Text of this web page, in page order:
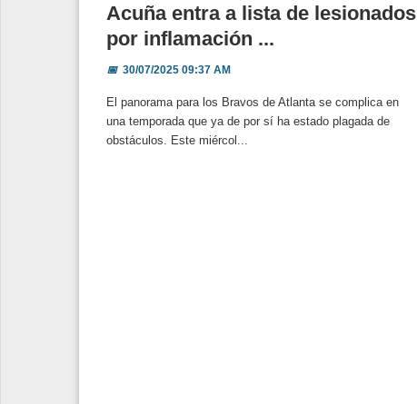
Acuña entra a lista de lesionados
por inflamación ...
📅30/07/2025 09:37 AM
El panorama para los Bravos de Atlanta se complica en
una temporada que ya de por sí ha estado plagada de
obstáculos. Este miércol...